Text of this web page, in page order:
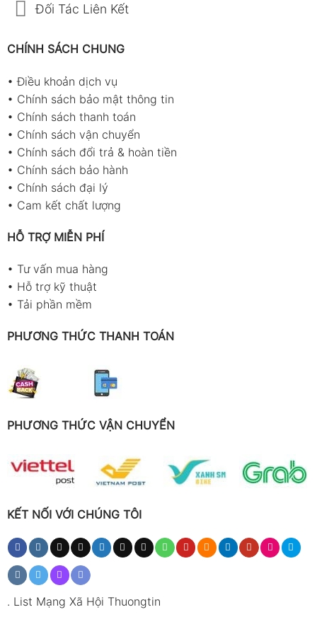
Đối Tác Liên Kết
CHÍNH SÁCH CHUNG
•Điều khoản dịch vụ
• Chính sách bảo mật thông tin
• Chính sách thanh toán
• Chính sách vận chuyển
• Chính sách đổi trả & hoàn tiền
• Chính sách bảo hành
• Chính sách đại lý
• Cam kết chất lượng
HỖ TRỢ MIỄN PHÍ
• Tư vấn mua hàng
• Hỗ trợ kỹ thuật
• Tải phần mềm
PHƯƠNG THỨC THANH TOÁN
PHƯƠNG THỨC VẬN CHUYỂN
KẾT NỐI VỚI CHÚNG TÔI
. List Mạng Xã Hội Thuongtin